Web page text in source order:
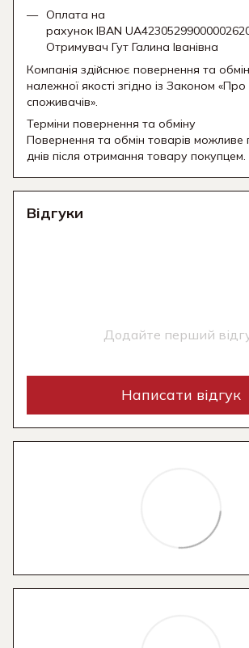
Оплата на
рахунок IBAN
Отримувач Гут Галина Іванівна
Компанія здійснює повернення та
належної якості згідно із Законом
споживачів».
Терміни повернення та обміну
Повернення та обмін товарів можливе
днів після отримання товару покупцем.
Відгуки
Додайте перший
Написати відгук